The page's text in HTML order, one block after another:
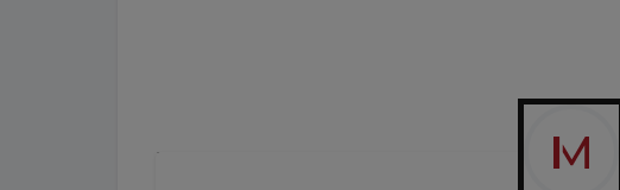
Im Projektgeschäft wirkte sich die Corona-Pandemie